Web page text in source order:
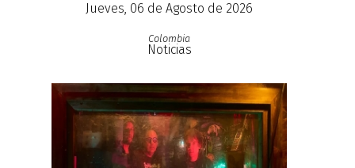
Jueves, 06 de Agosto de 2026
Colombia
Noticias